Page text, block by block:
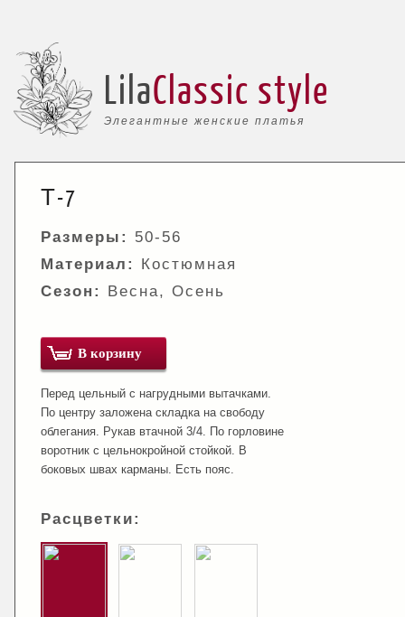
Элегантные женские платья
LilaClassic style
Т-7
Размеры:
50-56
Материал:
Костюмная
Сезон:
Весна, Осень
В корзину
Перед цельный с нагрудными вытачками.
По центру заложена складка на свободу
облегания. Рукав втачной 3/4. По горловине
воротник с цельнокройной стойкой. В
боковых швах карманы. Есть пояс.
Расцветки: